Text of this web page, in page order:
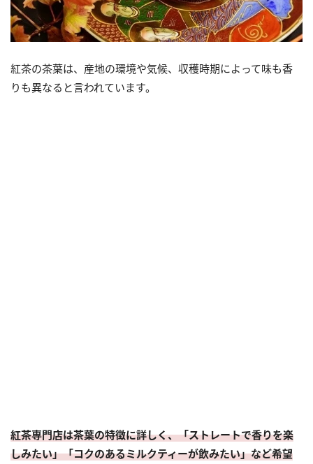
紅茶の茶葉は、産地の環境や気候、収穫時期によって味も香
りも異なると言われています。
紅茶専門店は茶葉の特徴に詳しく、「ストレートで香りを楽
しみたい」「コクのあるミルクティーが飲みたい」など希望